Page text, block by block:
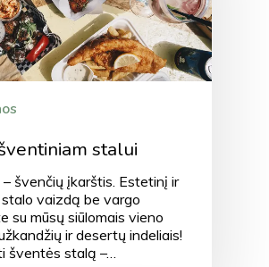
stalui
– švenčių įkarštis. Estetinį ir
vaizdą be vargo
su mūsų siūlomais vieno
ir desertų indeliais!
šventės stalą –…